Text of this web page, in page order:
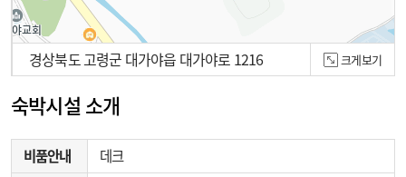
100m
경상북도 고령군 대가야읍 대가야로 1216 크게보기
숙박시설 소개
비품안내 데크